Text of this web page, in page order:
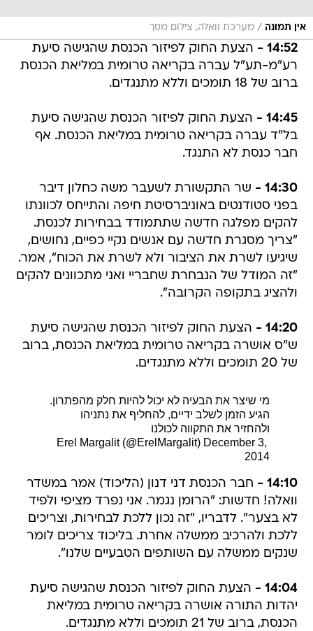
אין תמונה / מערכת וואלה, צילום מסך
14:52 -
הצעת החוק לפיזור הכנסת שהגישה סיעת
רע"מ-תע"ל עברה בקריאה טרומית במליאת הכנסת
ברוב של 18 תומכים וללא מתנגדים.
14:45 -
הצעת החוק לפיזור הכנסת שהגישה סיעת
בל"ד עברה בקריאה טרומית במליאת הכנסת. אף
חבר כנסת לא התנגד.
14:30 -
שר התקשורת לשעבר משה כחלון דיבר
בפני סטודנטים באוניברסיטת חיפה והתייחס לכוונתו
להקים מפלגה חדשה שתתמודד בבחירות לכנסת.
"צריך מסגרת חדשה עם אנשים נקיי כפיים, נחושים,
שיגיעו לשרת את הציבור ולא לשרת את הכוח", אמר.
"זה המודל של הנבחרת שחבריי ואני מתכוונים להקים
ולהציג בתקופה הקרובה".
14:20 -
הצעת החוק לפיזור הכנסת שהגישה סיעת
ש"ס אושרה בקריאה טרומית במליאת הכנסת, ברוב
של 20 תומכים וללא מתנגדים.
מי שיצר את הבעיה לא יכול להיות חלק מהפתרון.
הגיע הזמן לשלב ידיים, להחליף את נתניהו
ולהחזיר את התקווה לכולנו
December 3,
2014
14:10 -
חבר הכנסת דני דנון (הליכוד) אמר במשדר
וואלה! חדשות: "הרומן נגמר. אני נפרד מציפי ולפיד
לא בצער". לדבריו, "זה נכון ללכת לבחירות, וצריכים
ללכת ולהרכיב ממשלה אחרת. בליכוד צריכים לומר
שנקים ממשלה עם השותפים הטבעיים שלנו".
14:04 -
הצעת החוק לפיזור הכנסת שהגישה סיעת
יהדות התורה אושרה בקריאה טרומית במליאת
הכנסת, ברוב של 21 תומכים וללא מתנגדים.